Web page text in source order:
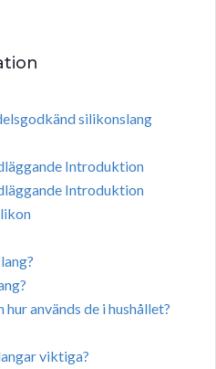
silikonslang
Introduktion
Introduktion
används de i hushållet?
viktiga?